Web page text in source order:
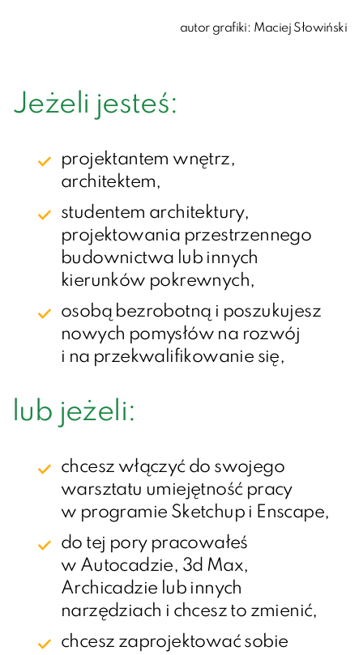
autor grafiki: Maciej Słowiński
Jeżeli jesteś:
projektantem wnętrz,
architektem,
studentem architektury,
projektowania przestrzennego
budownictwa lub innych
kierunków pokrewnych,
osobą bezrobotną i poszukujesz
nowych pomysłów na rozwój
i na przekwalifikowanie się,
lub jeżeli:
chcesz włączyć do swojego
warsztatu umiejętność pracy
w programie Sketchup i Enscape,
do tej pory pracowałeś
w Autocadzie, 3d Max,
Archicadzie lub innych
narzędziach i chcesz to zmienić,
chcesz zaprojektować sobie